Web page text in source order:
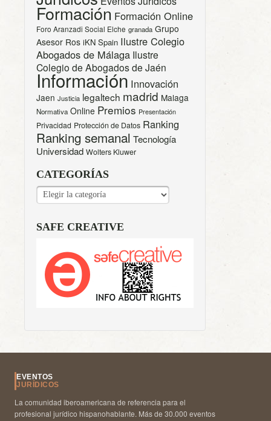
Formación Formación Online
Foro Aranzadi Social Elche granada Grupo
Asesor Ros iKN Spain Ilustre Colegio
Abogados de Málaga Ilustre
Colegio de Abogados de Jaén
Información Innovación
Jaen Justicia legaltech madrid Malaga
Normativa Online Premios Presentación
Privacidad Protección de Datos Ranking
Ranking semanal Tecnología
Universidad Wolters Kluwer
CATEGORÍAS
CATEGORÍAS
SAFE CREATIVE
EVENTOS
JURÍDICOS
La comunidad iberoamericana de referencia para el
profesional jurídico hispanohablante. Más de 30.000 eventos